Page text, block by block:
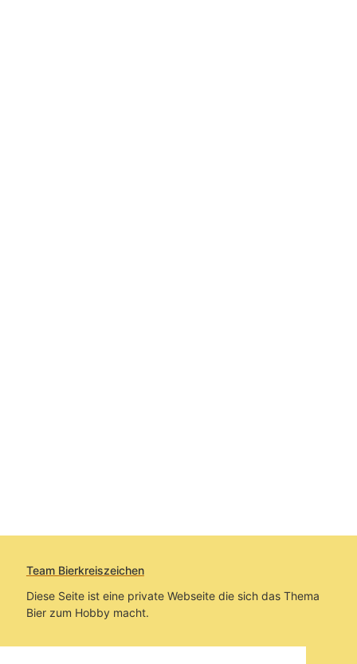
Team Bierkreiszeichen
Diese Seite ist eine private Webseite die sich das Thema
Bier zum Hobby macht.